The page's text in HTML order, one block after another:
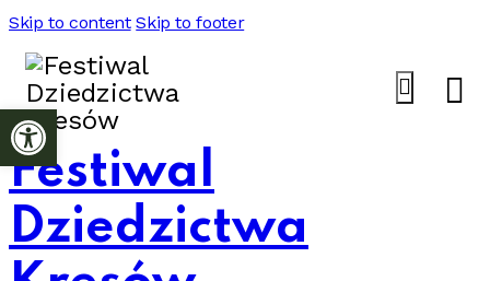
Skip to content Skip to footer
Festiwal
Dziedzictwa
Otwórz pasek narzędzi